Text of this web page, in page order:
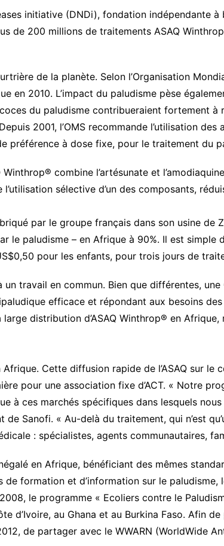
initiative (DNDi), fondation indépendante
de 200 millions de traitements ASAQ
de la planète. Selon l’Organisation
2010. L’impact du paludisme pèse
du paludisme contribueraient fortement à
2001, l’OMS recommande l’utilisation
préférence à dose fixe, pour le traitement du
combine l’artésunate et
sélective d’un des composants,
par le groupe français dans son usine de
le paludisme – en Afrique à 90%. Il est simple
pour les enfants, pour trois jours de
travail en commun. Bien que différentes,
efficace et répondant aux besoins
distribution d’ASAQ Winthrop® en
Cette diffusion rapide de l’ASAQ sur
pour une association fixe d’ACT. « Notre
à ces marchés spécifiques dans lesquels
Sanofi. « Au-delà du traitement, qui n’est
: spécialistes, agents communautaires,
en Afrique, bénéficiant des mêmes
formation et d’information sur le paludisme,
le programme « Ecoliers contre le
d’Ivoire, au Ghana et au Burkina Faso. Afin
de partager avec le WWARN (WorldWide